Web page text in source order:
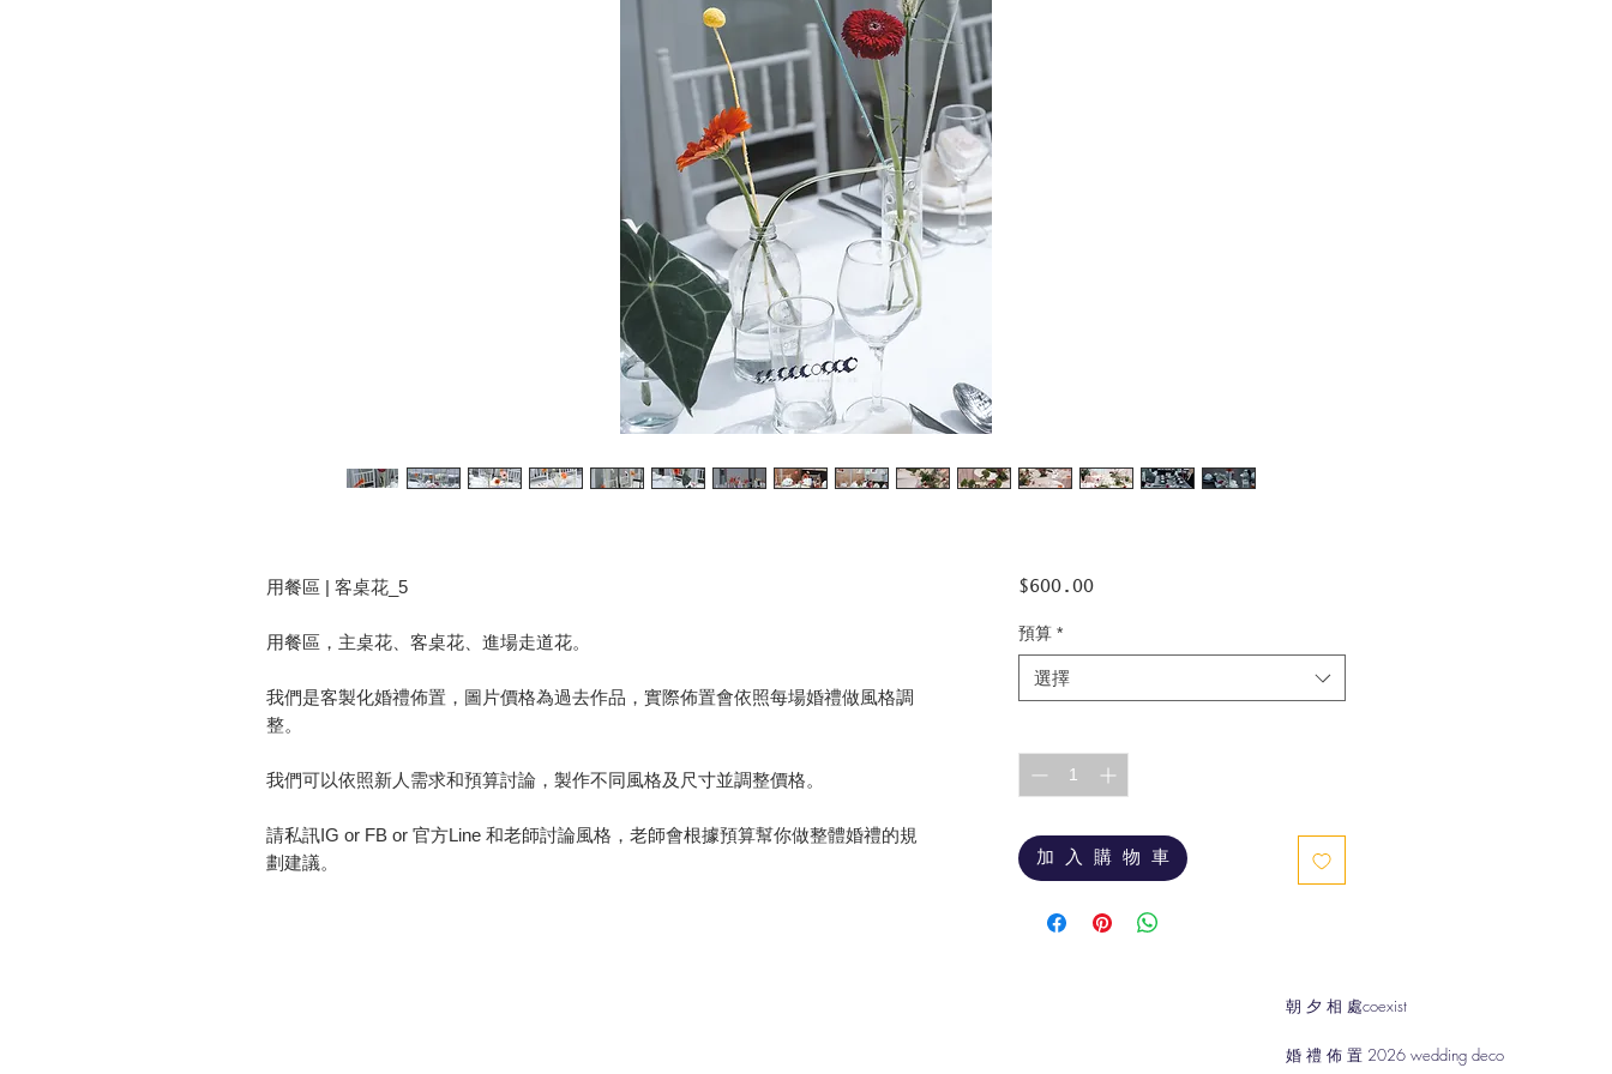
用餐區 | 客桌花_5
用餐區，主桌花、客桌花、進場走道花。
我們是客製化婚禮佈置，圖片價格為過去作品，實際佈置會依照每場婚禮做風格調
整。
我們可以依照新人需求和預算討論，製作不同風格及尺寸並調整價格。
請私訊IG or FB or 官方Line 和老師討論風格，老師會根據預算幫你做整體婚禮的規
劃建議。
$600.00價
預算 *
選擇
加 入 購 物 車
朝 夕 相 處coexist
婚 禮 佈 置 2026 wedding deco